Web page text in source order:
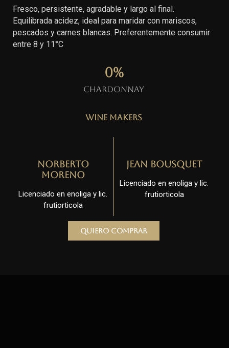
Fresco, persistente, agradable y largo al final.
Equilibrada acidez, ideal para maridar con mariscos,
pescados y carnes blancas. Preferentemente consumir
entre 8 y 11°C
Chardonnay
0%
Wine Makers
Norberto
Moreno
Licenciado en enoliga y lic.
frutiorticola
Jean Bousquet
Licenciado en enoliga y lic.
frutiorticola
Quiero comprar